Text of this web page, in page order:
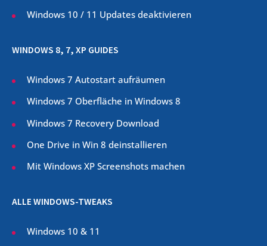
Windows 10 / 11 Updates deaktivieren
WINDOWS 8, 7, XP GUIDES
Windows 7 Autostart aufräumen
Windows 7 Oberfläche in Windows 8
Windows 7 Recovery Download
One Drive in Win 8 deinstallieren
Mit Windows XP Screenshots machen
ALLE WINDOWS-TWEAKS
Windows 10 & 11